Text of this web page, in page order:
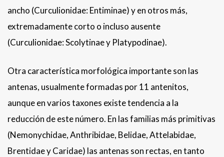
ancho (Curculionidae: Entiminae) y en otros más,
extremadamente corto o incluso ausente
(Curculionidae: Scolytinae y Platypodinae).
Otra característica morfológica importante son las
antenas, usualmente formadas por 11 antenitos,
aunque en varios taxones existe tendencia a la
reducción de este número. En las familias más primitivas
(Nemonychidae, Anthribidae, Belidae, Attelabidae,
Brentidae y Caridae) las antenas son rectas, en tanto